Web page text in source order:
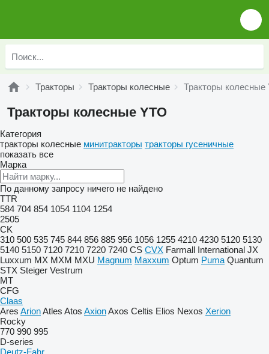
Тракторы Тракторы колесные Тракторы колесные
Тракторы колесные YTO
Категория
тракторы колесные минитракторы тракторы гусеничные
показать все
Марка
По данному запросу ничего не найдено
TTR
584 704 854 1054 1104 1254
2505
CK
310 500 535 745 844 856 885 956 1056 1255 4210 4230 5120 5130
5140 5150 7120 7210 7220 7240 CS CVX Farmall International JX
Luxxum MX MXM MXU Magnum Maxxum Optum Puma Quantum
STX Steiger Vestrum
MT
CFG
Claas
Ares ArionAtles Atos AxionAxos Celtis Elios Nexos Xerion
Rocky
770 990 995
D-series
Deutz-Fahr